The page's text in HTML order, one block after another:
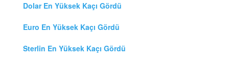
Dolar En Yüksek Kaçı Gördü
Euro En Yüksek Kaçı Gördü
Sterlin En Yüksek Kaçı Gördü